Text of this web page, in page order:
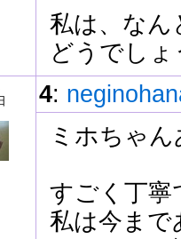
私は、なん
どうでしょ
4:
ミホちゃ
すごく丁寧
私は今まで